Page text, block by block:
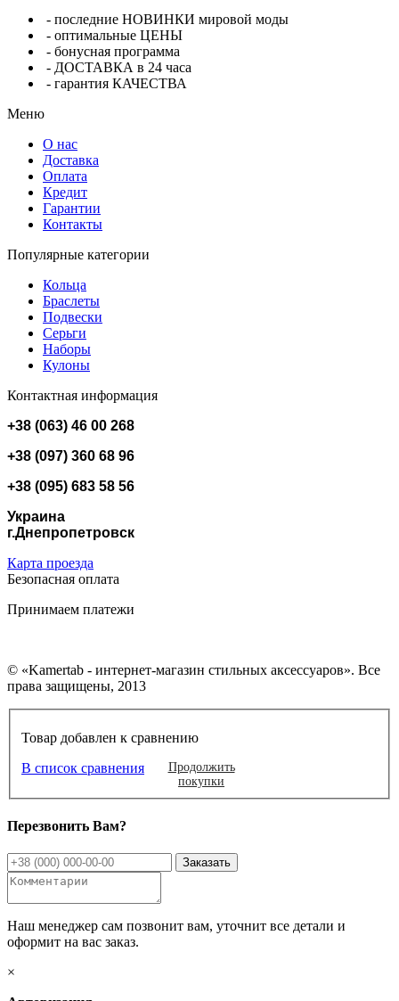
- последние НОВИНКИ мировой моды
- оптимальные ЦЕНЫ
- бонусная программа
- ДОСТАВКА в 24 часа
- гарантия КАЧЕСТВА
Меню
О нас
Доставка
Оплата
Кредит
Гарантии
Контакты
Популярные категории
Кольца
Браслеты
Подвески
Серьги
Наборы
Кулоны
Контактная информация
+38 (063) 46 00 268
+38 (097) 360 68 96
+38 (095) 683 58 56
Украина
г.Днепропетровск
Карта проезда
Безопасная оплата
Принимаем платежи
© «Kamertab - интернет-магазин стильных аксессуаров». Все
права защищены, 2013
Товар добавлен к сравнению
В список сравнения
Продолжить
покупки
Перезвонить Вам?
Наш менеджер сам позвонит вам, уточнит все детали и
оформит на вас заказ.
×